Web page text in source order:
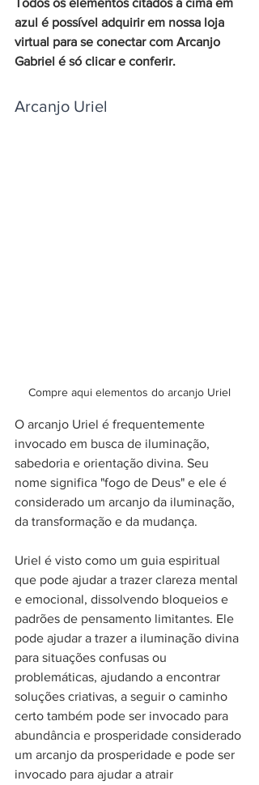
azul é possível adquirir em nossa loja
virtual para se conectar com Arcanjo
Gabriel é só clicar e conferir.
Arcanjo Uriel
Compre aqui elementos do arcanjo Uriel
O arcanjo Uriel é frequentemente
invocado em busca de iluminação,
sabedoria e orientação divina. Seu
nome significa "fogo de Deus" e ele é
considerado um arcanjo da iluminação,
da transformação e da mudança.
Uriel é visto como um guia espiritual
que pode ajudar a trazer clareza mental
e emocional, dissolvendo bloqueios e
padrões de pensamento limitantes. Ele
pode ajudar a trazer a iluminação divina
para situações confusas ou
problemáticas, ajudando a encontrar
soluções criativas, a seguir o caminho
certo também pode ser invocado para
abundância e prosperidade considerado
um arcanjo da prosperidade e pode ser
invocado para ajudar a atrair